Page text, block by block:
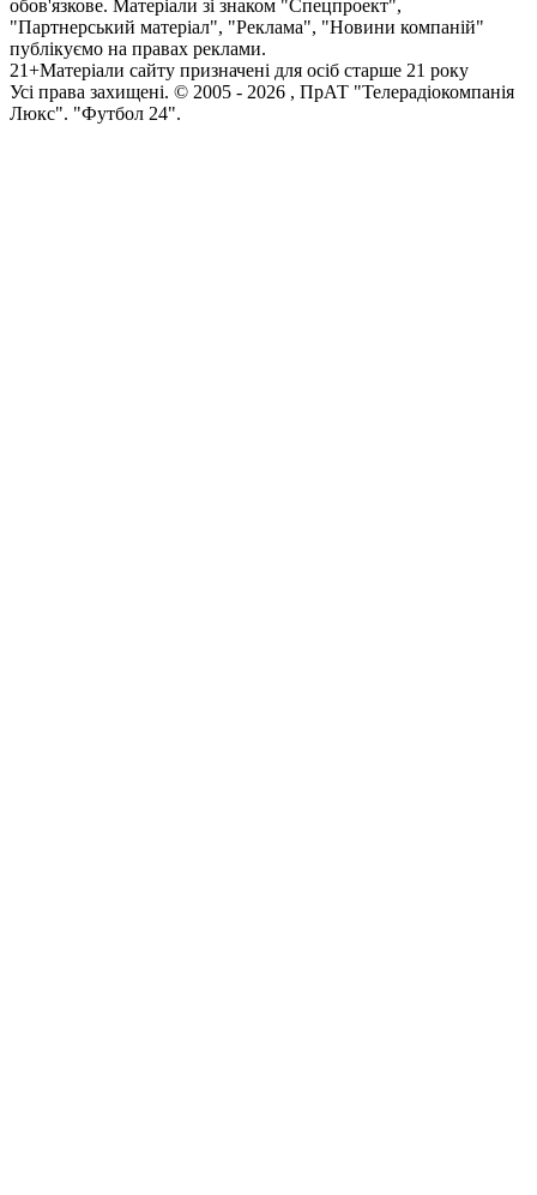
обов'язкове. Матеріали зі знаком "Спецпроект",
"Партнерський матеріал", "Реклама", "Новини компаній"
публікуємо на правах реклами.
21+Матеріали сайту призначені для осіб старше 21 року
Усi права захищенi. © 2005 - 2026 , ПрАТ "Телерадіокомпанія
Люкс". "Футбол 24".